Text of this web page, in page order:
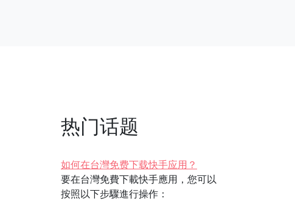
热门话题
如何在台灣免费下载快手应用？
要在台灣免費下載快手應用，您可以
按照以下步驟進行操作：